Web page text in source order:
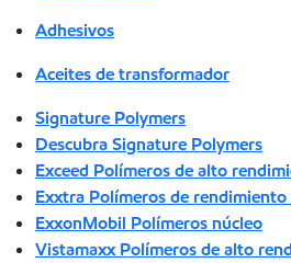
Adhesivos
Aceites de transformador
Signature Polymers
Descubra Signature Polymers
Exceed Polímeros de alto
Exxtra Polímeros de
ExxonMobil Polímeros núcleo
Vistamaxx Polímeros de alto